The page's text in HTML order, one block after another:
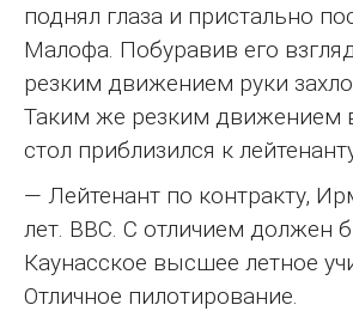
поднял глаза и пристально
Малофа. Побуравив его
резким движением руки
Таким же резким движением
стол приблизился к
— Лейтенант по контракту,
лет. ВВС. С отличием должен
Каунасское высшее летное
Отличное пилотирование.